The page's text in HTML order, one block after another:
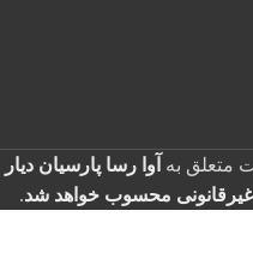
متعلق به آوا رسا پارسیان دیار
محسوب خواهد شد.